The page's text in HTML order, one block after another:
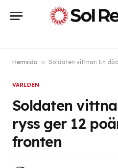
Hemsida » Soldaten vittnar: En
VÄRLDEN
Soldaten
ryss ger 12
fronten